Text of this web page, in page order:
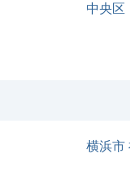
中央区
横浜市